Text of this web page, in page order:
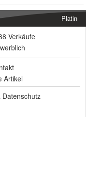
Platin
Verkäufe
Artikel
Datenschutz